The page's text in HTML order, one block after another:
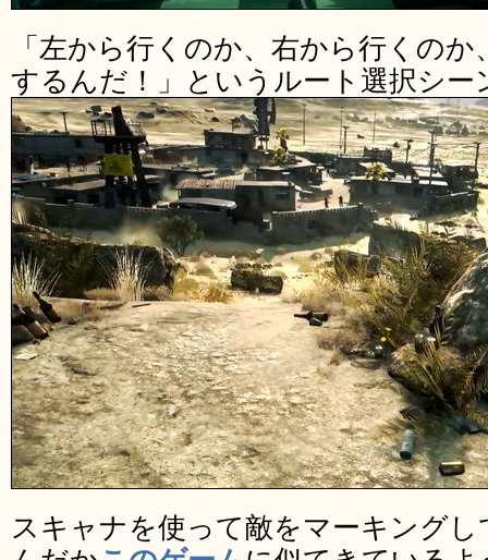
「左から行くのか、右から行くの
するんだ！」というルート選択シー
スキャナを使って敵をマーキング